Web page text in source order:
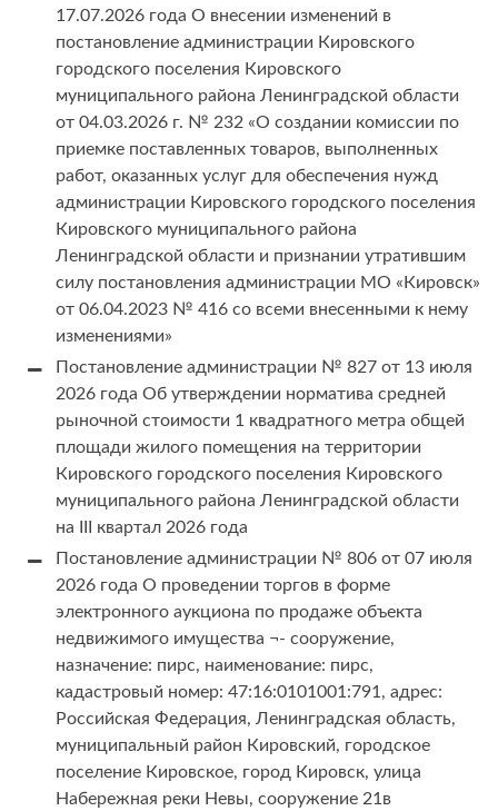
17.07.2026 года О внесении изменений в
постановление администрации Кировского
городского поселения Кировского
муниципального района Ленинградской области
от 04.03.2026 г. № 232 «О создании комиссии по
приемке поставленных товаров, выполненных
работ, оказанных услуг для обеспечения нужд
администрации Кировского городского поселения
Кировского муниципального района
Ленинградской области и признании утратившим
силу постановления администрации МО «Кировск»
от 06.04.2023 № 416 со всеми внесенными к нему
изменениями»
Постановление администрации № 827 от 13 июля
2026 года Об утверждении норматива средней
рыночной стоимости 1 квадратного метра общей
площади жилого помещения на территории
Кировского городского поселения Кировского
муниципального района Ленинградской области
на III квартал 2026 года
Постановление администрации № 806 от 07 июля
2026 года О проведении торгов в форме
электронного аукциона по продаже объекта
недвижимого имущества ¬- сооружение,
назначение: пирс, наименование: пирс,
кадастровый номер: 47:16:0101001:791, адрес:
Российская Федерация, Ленинградская область,
муниципальный район Кировский, городское
поселение Кировское, город Кировск, улица
Набережная реки Невы, сооружение 21в